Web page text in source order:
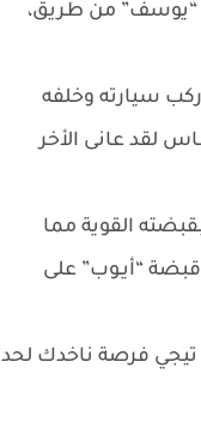
“يوسف” من طريق،
ركب سيارته وخلفه
لقد عانى الأخر
القوية مما
“أيـوب” على
تيجي فرصة ناخدك لحد